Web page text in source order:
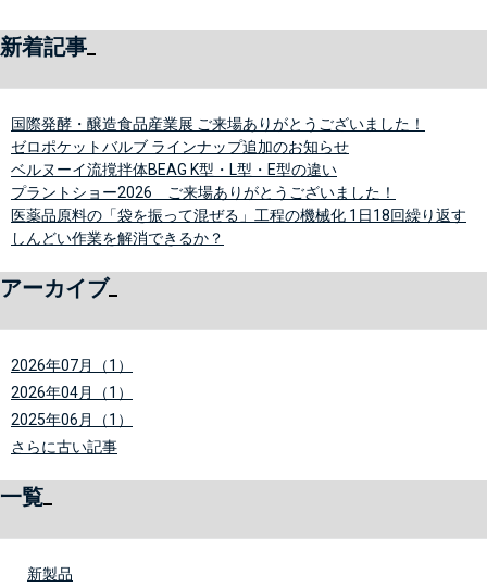
新着記事
国際発酵・醸造食品産業展 ご来場ありがとうございました！
ゼロポケットバルブ ラインナップ追加のお知らせ
ベルヌーイ流撹拌体BEAG K型・L型・E型の違い
プラントショー2026 ご来場ありがとうございました！
医薬品原料の「袋を振って混ぜる」工程の機械化 1日18回繰り返す
しんどい作業を解消できるか？
アーカイブ
2026年07月（1）
2026年04月（1）
2025年06月（1）
さらに古い記事
一覧
新製品